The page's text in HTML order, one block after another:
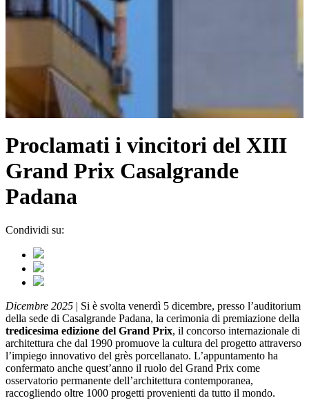
Proclamati i vincitori del XIII
Grand Prix Casalgrande
Padana
Condividi su:
Dicembre 2025 | Si è svolta venerdì 5 dicembre, presso l’auditorium
della sede di Casalgrande Padana, la cerimonia di premiazione della
tredicesima edizione del Grand Prix, il concorso internazionale di
architettura che dal 1990 promuove la cultura del progetto attraverso
l’impiego innovativo del grès porcellanato. L’appuntamento ha
confermato anche quest’anno il ruolo del Grand Prix come
osservatorio permanente dell’architettura contemporanea,
raccogliendo oltre 1000 progetti provenienti da tutto il mondo.